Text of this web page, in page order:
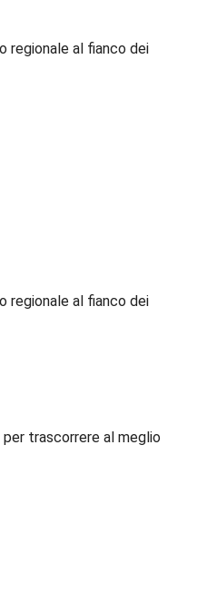
regionale al fianco dei
regionale al fianco dei
trascorrere al meglio